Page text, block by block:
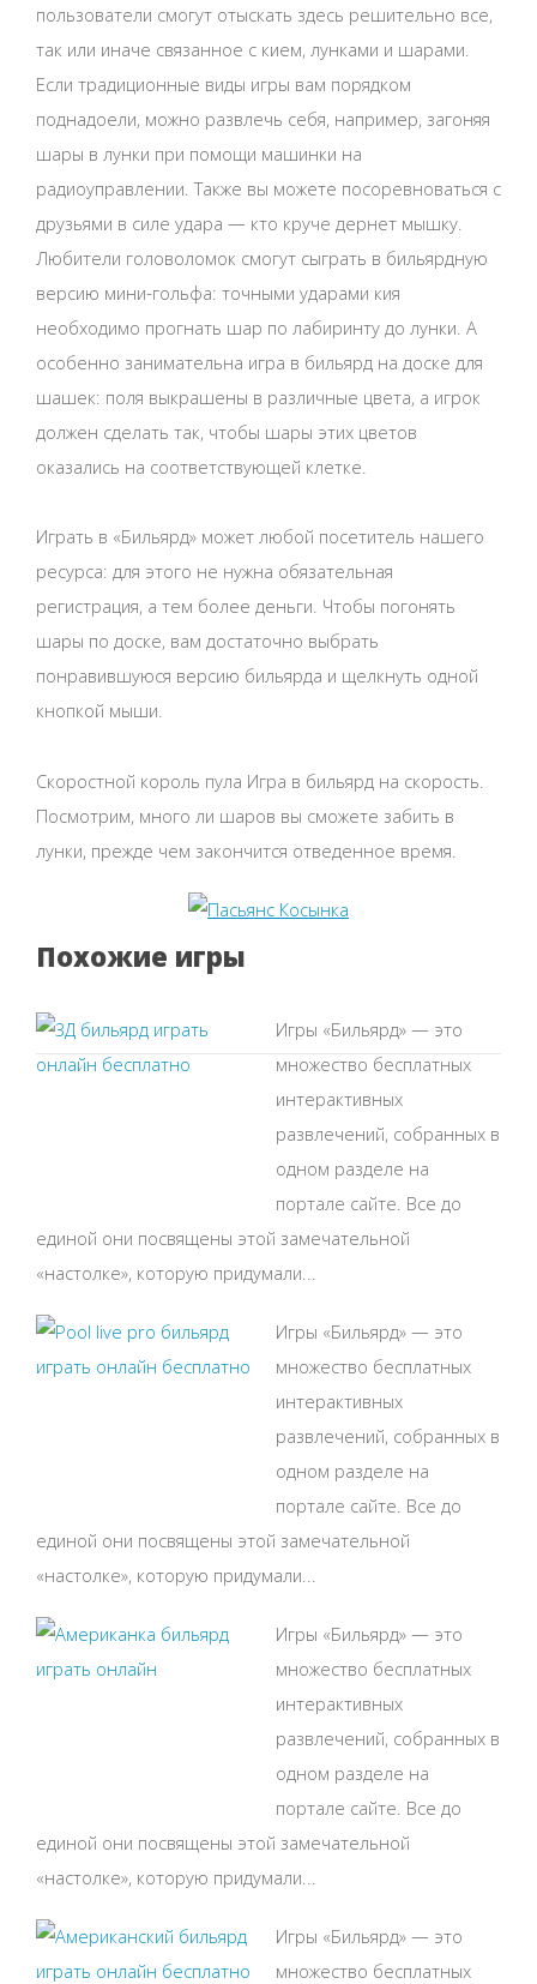
пользователи смогут отыскать здесь решительно все,
так или иначе связанное с кием, лунками и шарами.
Если традиционные виды игры вам порядком
поднадоели, можно развлечь себя, например, загоняя
шары в лунки при помощи машинки на
радиоуправлении. Также вы можете посоревноваться с
друзьями в силе удара — кто круче дернет мышку.
Любители головоломок смогут сыграть в бильярдную
версию мини-гольфа: точными ударами кия
необходимо прогнать шар по лабиринту до лунки. А
особенно занимательна игра в бильярд на доске для
шашек: поля выкрашены в различные цвета, а игрок
должен сделать так, чтобы шары этих цветов
оказались на соответствующей клетке.
Играть в «Бильярд» может любой посетитель нашего
ресурса: для этого не нужна обязательная
регистрация, а тем более деньги. Чтобы погонять
шары по доске, вам достаточно выбрать
понравившуюся версию бильярда и щелкнуть одной
кнопкой мыши.
Скоростной король пула Игра в бильярд на скорость.
Посмотрим, много ли шаров вы сможете забить в
лунки, прежде чем закончится отведенное время.
Похожие игры
Игры «Бильярд» — это
множество бесплатных
интерактивных
развлечений, собранных в
одном разделе на
портале сайте. Все до
единой они посвящены этой замечательной
«настолке», которую придумали...
Игры «Бильярд» — это
множество бесплатных
интерактивных
развлечений, собранных в
одном разделе на
портале сайте. Все до
единой они посвящены этой замечательной
«настолке», которую придумали...
Игры «Бильярд» — это
множество бесплатных
интерактивных
развлечений, собранных в
одном разделе на
портале сайте. Все до
единой они посвящены этой замечательной
«настолке», которую придумали...
Игры «Бильярд» — это
множество бесплатных